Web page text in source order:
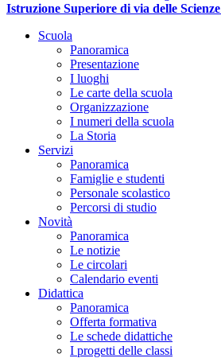
Istruzione Superiore di via delle Scienze
Scuola
Panoramica
Presentazione
I luoghi
Le carte della scuola
Organizzazione
I numeri della scuola
La Storia
Servizi
Panoramica
Famiglie e studenti
Personale scolastico
Percorsi di studio
Novità
Panoramica
Le notizie
Le circolari
Calendario eventi
Didattica
Panoramica
Offerta formativa
Le schede didattiche
I progetti delle classi